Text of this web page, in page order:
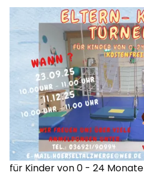
für Kinder von 0 - 24 Monate